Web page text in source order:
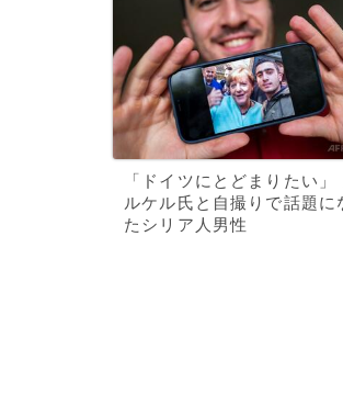
「ドイツにとどまりたい」
ルケル氏と自撮りで話題に
たシリア人男性